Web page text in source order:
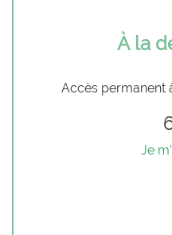
À la
Accès permanent
Je